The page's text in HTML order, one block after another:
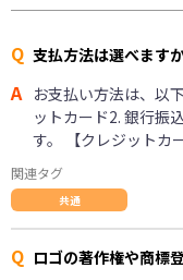
Q 支払方法は選べます
A お支払い方法は、以
ットカード2. 銀行振
す。 【クレジットカ
関連タグ
共通
Q ロゴの著作権や商標